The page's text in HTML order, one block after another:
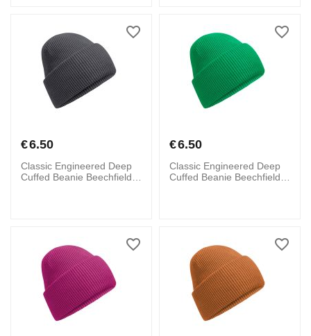
€6.50
Classic Engineered Deep
Cuffed Beanie Beechfield
€6.50
Classic Engineered Deep
Cuffed Beanie Beechfield